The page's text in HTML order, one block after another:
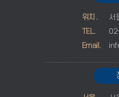
위치.
서
TEL.
Email.